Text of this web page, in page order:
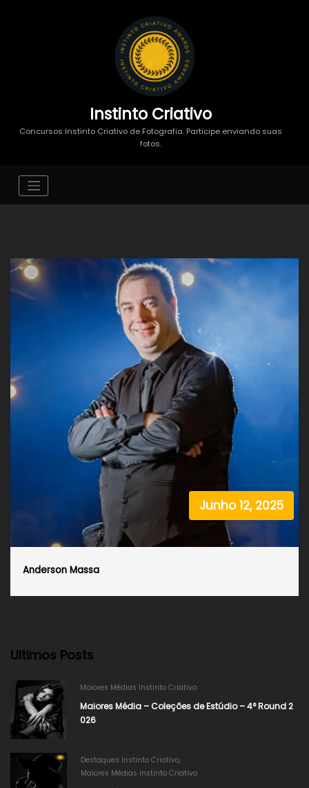
Instinto Criativo
Concursos Instinto Criativo de Fotografia. Participe enviando suas
fotos.
Junho 12, 2025
Anderson Massa
Ultimos Posts
Maiores Médias Instinto Criativo
Maiores Média – Coleções de Estúdio – 4° Round 2
026
Destaques Instinto Criativo,
Maiores Médias Instinto Criativo